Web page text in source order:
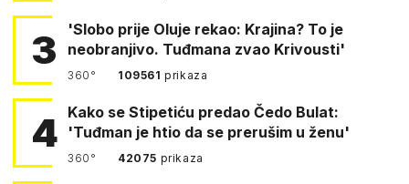
3
'Slobo prije Oluje rekao: Krajina? To je
neobranjivo. Tuđmana zvao Krivousti'
360° 109561prikaza
4 Kako se Stipetiću predao Čedo Bulat:
'Tuđman je htio da se prerušim u ženu'
360° 42075 prikaza